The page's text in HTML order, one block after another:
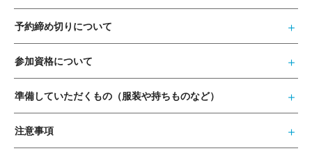
予約締め切りについて
参加資格について
準備していただくもの（服装や持ちものなど）
注意事項